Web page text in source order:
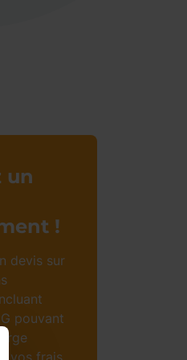
un
!
devis sur
pouvant
vos frais